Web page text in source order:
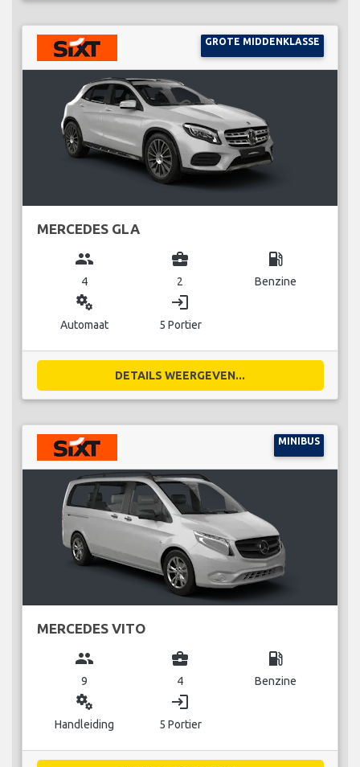
GROTE MIDDENKLASSE
MERCEDES GLA
group
4
business_center
2
local_gas_station
Benzine
miscellaneous_services
Automaat
login
5 Portier
DETAILS WEERGEVEN...
MINIBUS
MERCEDES VITO
group
9
business_center
4
local_gas_station
Benzine
miscellaneous_services
Handleiding
login
5 Portier